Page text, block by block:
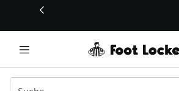
Dieser Link öffnet sich in einem neuen